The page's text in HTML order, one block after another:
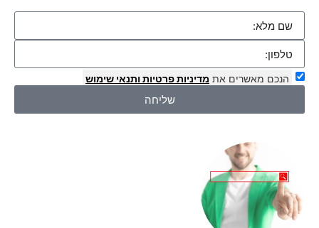
הנכם מאשרים את מדיניות פרטיות ותנאי שימוש
שליחה